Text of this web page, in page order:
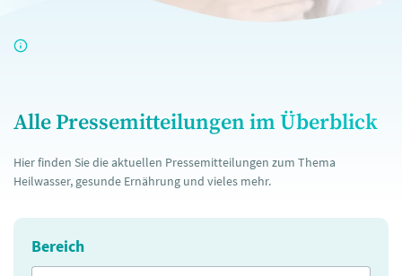
Alle Pressemitteilungen im Überblick
Hier finden Sie die aktuellen Pressemitteilungen zum Thema
Heilwasser, gesunde Ernährung und vieles mehr.
Bereich